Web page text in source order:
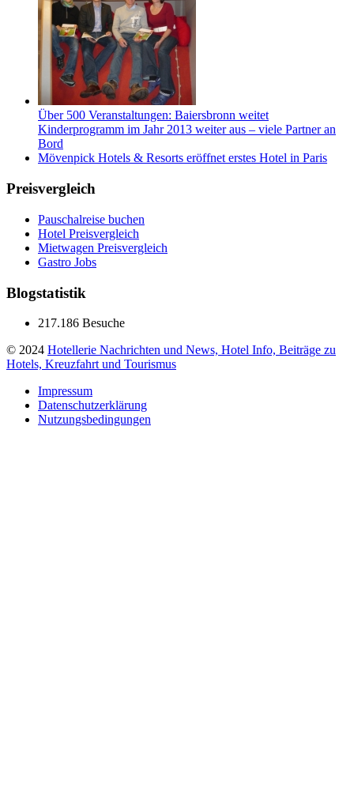
Über 500 Veranstaltungen: Baiersbronn weitet
Kinderprogramm im Jahr 2013 weiter aus – viele Partner an
Bord
Mövenpick Hotels & Resorts eröffnet erstes Hotel in Paris
Preisvergleich
Pauschalreise buchen
Hotel Preisvergleich
Mietwagen Preisvergleich
Gastro Jobs
Blogstatistik
217.186 Besuche
© 2024 Hotellerie Nachrichten und News, Hotel Info, Beiträge zu
Hotels, Kreuzfahrt und Tourismus
Impressum
Datenschutzerklärung
Nutzungsbedingungen